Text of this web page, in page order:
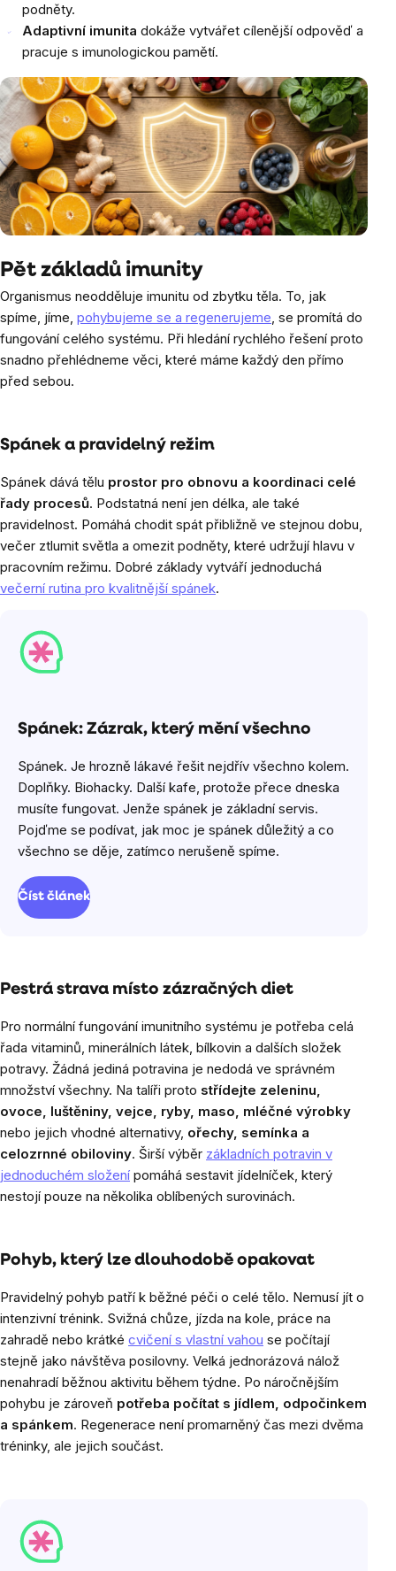
podněty.
Adaptivní imunita dokáže vytvářet cílenější odpověď a
pracuje s imunologickou pamětí.
Pět základů imunity
Organismus neodděluje imunitu od zbytku těla. To, jak
spíme, jíme, pohybujeme se a regenerujeme, se promítá do
fungování celého systému. Při hledání rychlého řešení proto
snadno přehlédneme věci, které máme každý den přímo
před sebou.
Spánek a pravidelný režim
Spánek dává tělu prostor pro obnovu a koordinaci celé
řady procesů. Podstatná není jen délka, ale také
pravidelnost. Pomáhá chodit spát přibližně ve stejnou dobu,
večer ztlumit světla a omezit podněty, které udržují hlavu v
pracovním režimu. Dobré základy vytváří jednoduchá
večerní rutina pro kvalitnější spánek.
Spánek: Zázrak, který mění všechno
Spánek. Je hrozně lákavé řešit nejdřív všechno kolem.
Doplňky. Biohacky. Další kafe, protože přece dneska
musíte fungovat. Jenže spánek je základní servis.
Pojďme se podívat, jak moc je spánek důležitý a co
všechno se děje, zatímco nerušeně spíme.
Číst článek
Pestrá strava místo zázračných diet
Pro normální fungování imunitního systému je potřeba celá
řada vitaminů, minerálních látek, bílkovin a dalších složek
potravy. Žádná jediná potravina je nedodá ve správném
množství všechny. Na talíři proto střídejte zeleninu,
ovoce, luštěniny, vejce, ryby, maso, mléčné výrobky
nebo jejich vhodné alternativy, ořechy, semínka a
celozrnné obiloviny. Širší výběr základních potravin v
jednoduchém složení pomáhá sestavit jídelníček, který
nestojí pouze na několika oblíbených surovinách.
Pohyb, který lze dlouhodobě opakovat
Pravidelný pohyb patří k běžné péči o celé tělo. Nemusí jít o
intenzivní trénink. Svižná chůze, jízda na kole, práce na
zahradě nebo krátké cvičení s vlastní vahou se počítají
stejně jako návštěva posilovny. Velká jednorázová nálož
nenahradí běžnou aktivitu během týdne. Po náročnějším
pohybu je zároveň potřeba počítat s jídlem, odpočinkem
a spánkem. Regenerace není promarněný čas mezi dvěma
tréninky, ale jejich součást.